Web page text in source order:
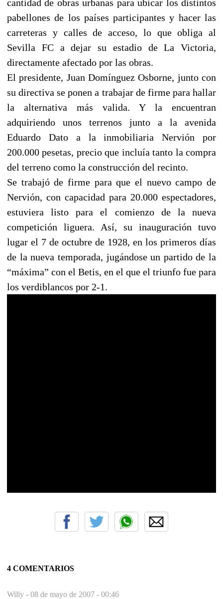
cantidad de obras urbanas para ubicar los distintos
pabellones de los países participantes y hacer las
carreteras y calles de acceso, lo que obliga al
Sevilla FC a dejar su estadio de La Victoria,
directamente afectado por las obras.
El presidente, Juan Domínguez Osborne, junto con
su directiva se ponen a trabajar de firme para hallar
la alternativa más valida. Y la encuentran
adquiriendo unos terrenos junto a la avenida
Eduardo Dato a la inmobiliaria Nervión por
200.000 pesetas, precio que incluía tanto la compra
del terreno como la construcción del recinto.
Se trabajó de firme para que el nuevo campo de
Nervión, con capacidad para 20.000 espectadores,
estuviera listo para el comienzo de la nueva
competición liguera. Así, su inauguración tuvo
lugar el 7 de octubre de 1928, en los primeros días
de la nueva temporada, jugándose un partido de la
“máxima” con el Betis, en el que el triunfo fue para
los verdiblancos por 2-1.
4 COMENTARIOS
Willy - 08 de mayo de 2007 - 00:46